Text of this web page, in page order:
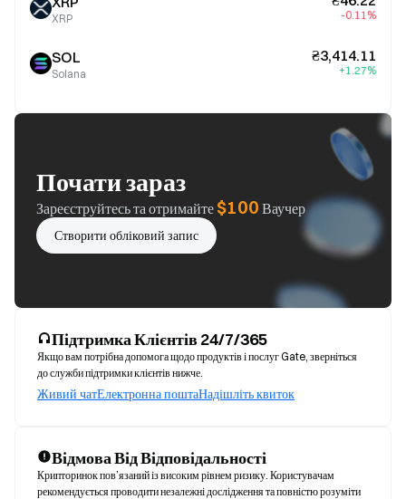
XRP -0.11%
SOL
Solana
₴3,414.11
+1.27%
Почати зараз
Зареєструйтесь та отримайте$100 Ваучер
Створити обліковий запис
Підтримка Клієнтів 24/7/365
Якщо вам потрібна допомога щодо продуктів і послуг Gate, зверніться
до служби підтримки клієнтів нижче.
Живий чатЕлектронна поштаНадішліть квиток
Відмова Від Відповідальності
Крипторинок пов’язаний із високим рівнем ризику. Користувачам
рекомендується проводити незалежні дослідження та повністю розуміти